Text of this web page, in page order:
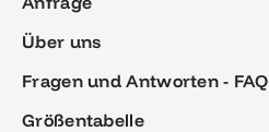
Über uns
Fragen und Antworten - FAQ
Größentabelle